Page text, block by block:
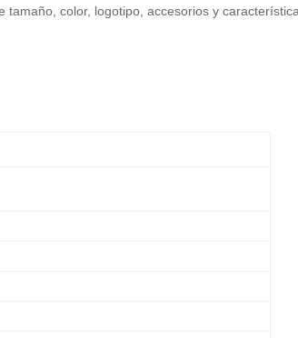
color, logotipo, accesorios y